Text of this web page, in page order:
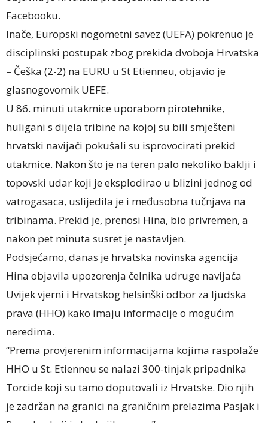
Facebooku.
Inače, Europski nogometni savez (UEFA) pokrenuo je
disciplinski postupak zbog prekida dvoboja Hrvatska
– Češka (2-2) na EURU u St Etienneu, objavio je
glasnogovornik UEFE.
U 86. minuti utakmice uporabom pirotehnike,
huligani s dijela tribine na kojoj su bili smješteni
hrvatski navijači pokušali su isprovocirati prekid
utakmice. Nakon što je na teren palo nekoliko baklji i
topovski udar koji je eksplodirao u blizini jednog od
vatrogasaca, uslijedila je i međusobna tučnjava na
tribinama. Prekid je, prenosi Hina, bio privremen, a
nakon pet minuta susret je nastavljen.
Podsjećamo, danas je hrvatska novinska agencija
Hina objavila upozorenja čelnika udruge navijača
Uvijek vjerni i Hrvatskog helsinški odbor za ljudska
prava (HHO) kako imaju informacije o mogućim
neredima.
“Prema provjerenim informacijama kojima raspolaže
HHO u St. Etienneu se nalazi 300-tinjak pripadnika
Torcide koji su tamo doputovali iz Hrvatske. Dio njih
je zadržan na granici na graničnim prelazima Pasjak i